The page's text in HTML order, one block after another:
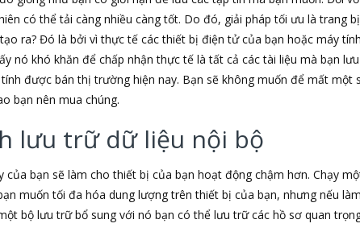
có thể tải càng nhiều càng tốt. Do đó, giải pháp tối ưu là trang
ra? Đó là bởi vì thực tế các thiết bị điện tử của bạn hoặc máy
nó khó khăn để chấp nhận thực tế là tất cả các tài liệu mà bạn
được bán thị trường hiện nay. Bạn sẽ không muốn để mất một
bạn nên mua chúng.
lưu trữ dữ liệu nội bộ
bạn sẽ làm cho thiết bị của bạn hoạt động chậm hơn. Chạy
muốn tối đa hóa dung lượng trên thiết bị của bạn, nhưng nếu
bộ lưu trữ bổ sung với nó bạn có thể lưu trữ các hồ sơ quan